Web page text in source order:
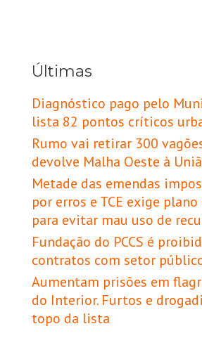
Últimas
Diagnóstico pago pelo
lista 82 pontos críticos
Rumo vai retirar 300
devolve Malha Oeste à
Metade das emendas
por erros e TCE exige
para evitar mau uso de
Fundação do PCCS é
contratos com setor
Aumentam prisões em
do Interior. Furtos e
topo da lista